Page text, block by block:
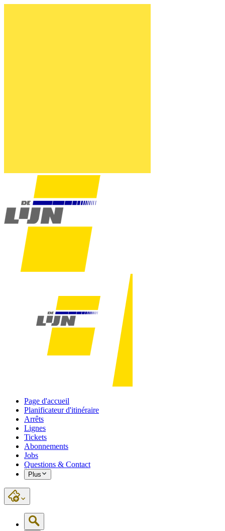
Page d'accueil
Planificateur d'itinéraire
Arrêts
Lignes
Tickets
Abonnements
Jobs
Questions & Contact
Plus